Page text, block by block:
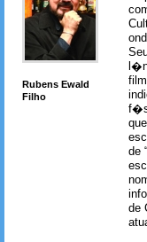
Rubens Ewald
Filho
f�s
de
de